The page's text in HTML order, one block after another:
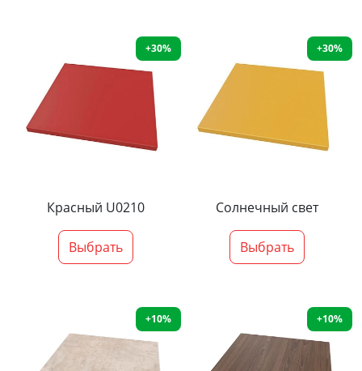
+30%
Красный U0210
Выбрать
+30%
Солнечный свет
Выбрать
+10% +10%